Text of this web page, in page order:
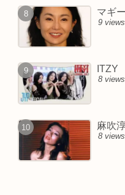
マギ
9 views
ITZY
8 views
麻吹
8 views